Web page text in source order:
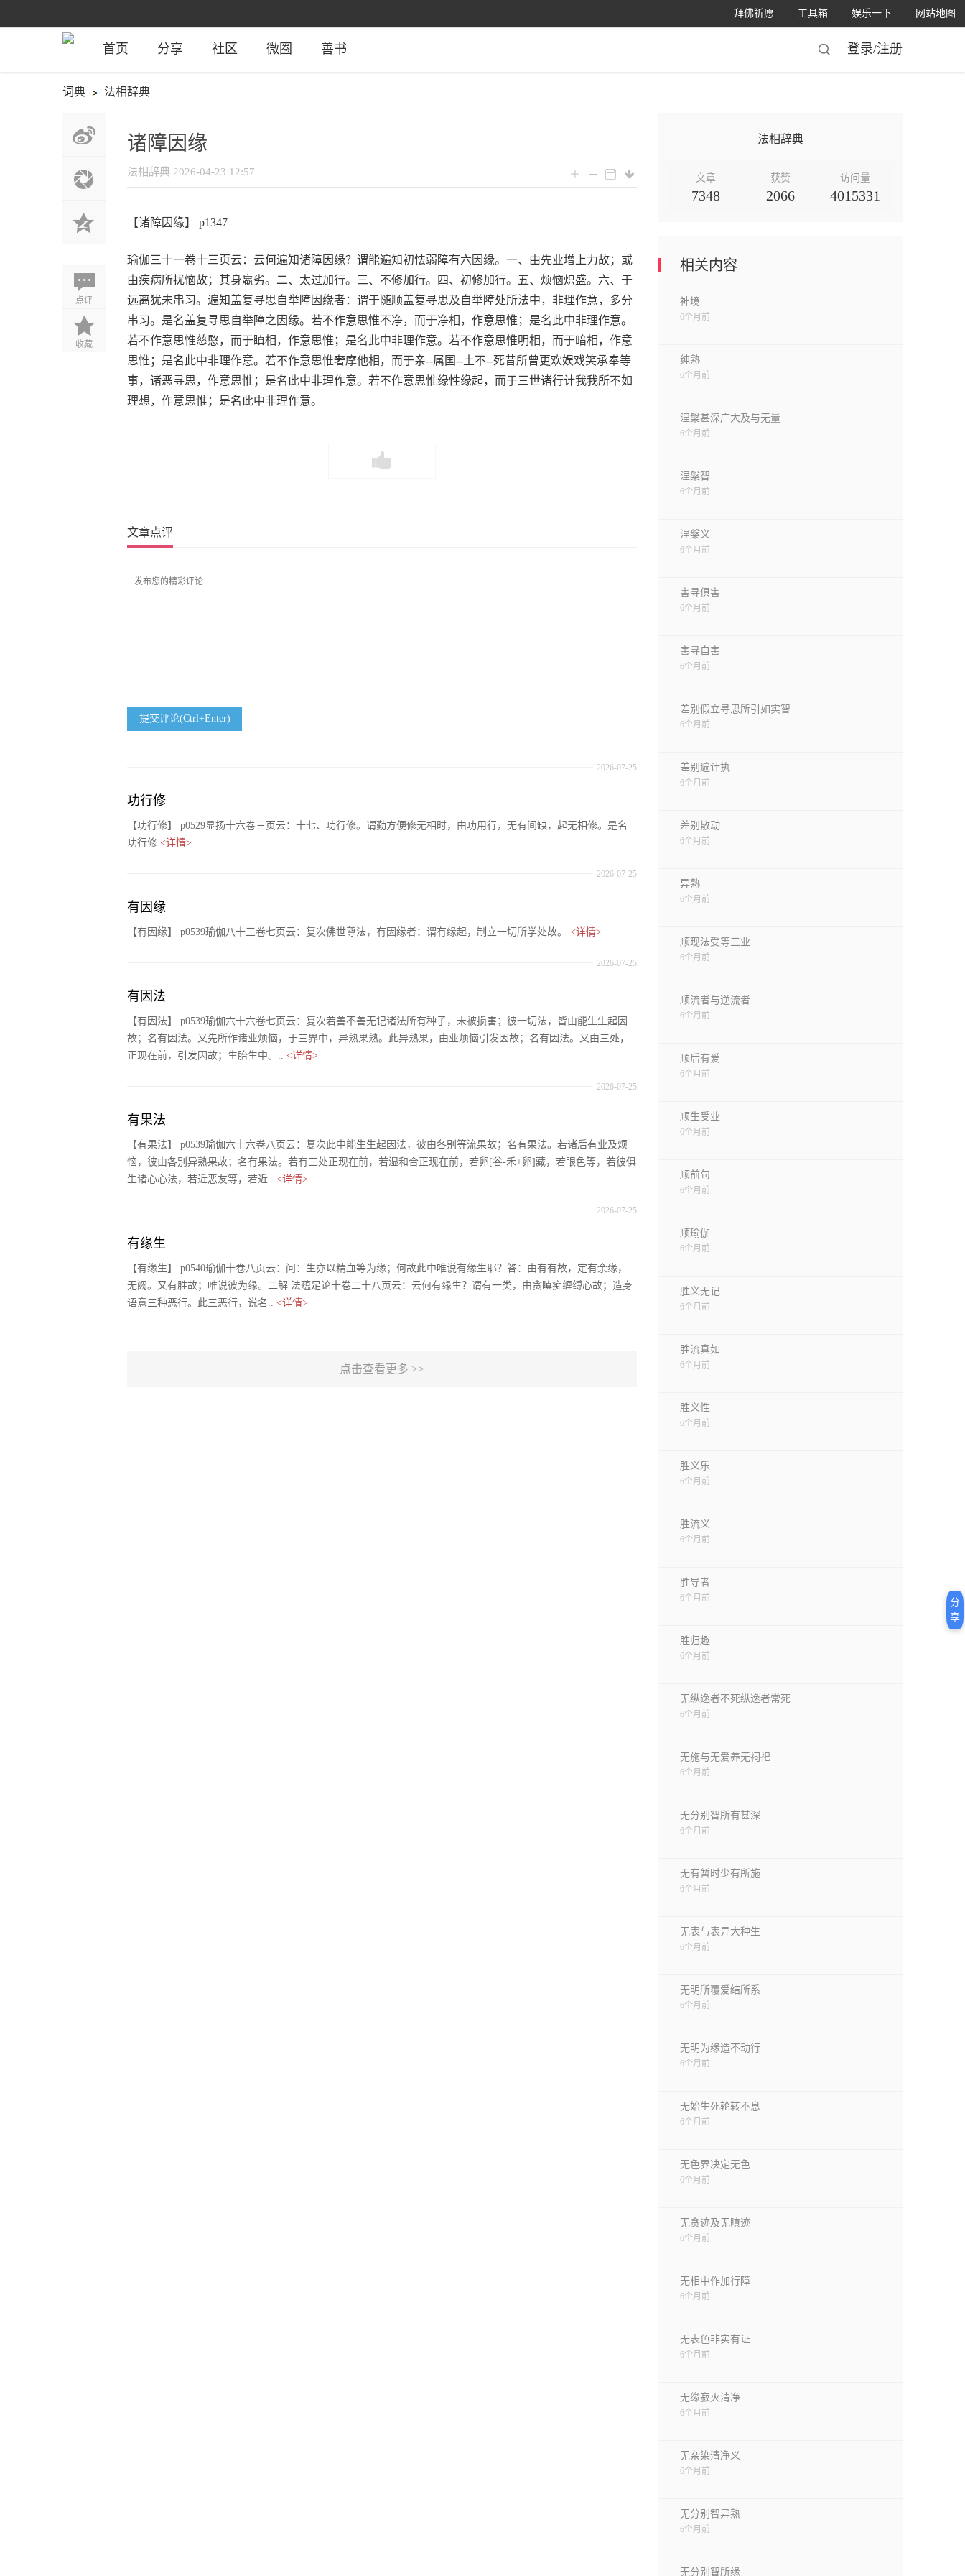
网站地图
娱乐一下
工具箱
拜佛祈愿
首页 分享 社区 微圈 善书 登录/注册
词典 法相辞典
点评
收藏
诸障因缘
法相辞典 2026-04-23 12:57
【诸障因缘】 p1347
瑜伽三十一卷十三页云：云何遍知诸障因缘？谓能遍知初怯弱障有六因缘。一、由先业增上力故；或
由疾病所扰恼故；其身羸劣。二、太过加行。三、不修加行。四、初修加行。五、烦恼炽盛。六、于
远离犹未串习。遍知盖复寻思自举障因缘者：谓于随顺盖复寻思及自举障处所法中，非理作意，多分
串习。是名盖复寻思自举障之因缘。若不作意思惟不净，而于净相，作意思惟；是名此中非理作意。
若不作意思惟慈愍，而于瞋相，作意思惟；是名此中非理作意。若不作意思惟明相，而于暗相，作意
思惟；是名此中非理作意。若不作意思惟奢摩他相，而于亲--属国--土不--死昔所曾更欢娱戏笑承奉等
事，诸恶寻思，作意思惟；是名此中非理作意。若不作意思惟缘性缘起，而于三世诸行计我我所不如
理想，作意思惟；是名此中非理作意。
文章点评
提交评论(Ctrl+Enter)
2026-07-25
功行修
【功行修】 p0529显扬十六卷三页云：十七、功行修。谓勤方便修无相时，由功用行，无有间缺，起无相修。是名
功行修 <详情>
2026-07-25
有因缘
【有因缘】 p0539瑜伽八十三卷七页云：复次佛世尊法，有因缘者：谓有缘起，制立一切所学处故。 <详情>
2026-07-25
有因法
【有因法】 p0539瑜伽六十六卷七页云：复次若善不善无记诸法所有种子，未被损害；彼一切法，皆由能生生起因
故；名有因法。又先所作诸业烦恼，于三界中，异熟果熟。此异熟果，由业烦恼引发因故；名有因法。又由三处，
正现在前，引发因故；生胎生中。.. <详情>
2026-07-25
有果法
【有果法】 p0539瑜伽六十六卷八页云：复次此中能生生起因法，彼由各别等流果故；名有果法。若诸后有业及烦
恼，彼由各别异熟果故；名有果法。若有三处正现在前，若湿和合正现在前，若卵[谷-禾+卵]藏，若眼色等，若彼俱
生诸心心法，若近恶友等，若近.. <详情>
2026-07-25
有缘生
【有缘生】 p0540瑜伽十卷八页云：问：生亦以精血等为缘；何故此中唯说有缘生耶？答：由有有故，定有余缘，
无阙。又有胜故；唯说彼为缘。二解 法蕴足论十卷二十八页云：云何有缘生？谓有一类，由贪瞋痴缠缚心故；造身
语意三种恶行。此三恶行，说名.. <详情>
点击查看更多 >>
法相辞典
文章
7348
获赞
2066
访问量
4015331
相关内容
神境
6个月前
纯熟
6个月前
涅槃甚深广大及与无量
6个月前
涅槃智
6个月前
涅槃义
6个月前
害寻俱害
6个月前
害寻自害
6个月前
差别假立寻思所引如实智
6个月前
差别遍计执
6个月前
差别散动
6个月前
异熟
6个月前
顺现法受等三业
6个月前
顺流者与逆流者
6个月前
顺后有爱
6个月前
顺生受业
6个月前
顺前句
6个月前
顺瑜伽
6个月前
胜义无记
6个月前
胜流真如
6个月前
胜义性
6个月前
胜义乐
6个月前
胜流义
6个月前
胜导者
6个月前
胜归趣
6个月前
无纵逸者不死纵逸者常死
6个月前
无施与无爱养无祠祀
6个月前
无分别智所有甚深
6个月前
无有暂时少有所施
6个月前
无表与表异大种生
6个月前
无明所覆爱结所系
6个月前
无明为缘造不动行
6个月前
无始生死轮转不息
6个月前
无色界决定无色
6个月前
无贪迹及无瞋迹
6个月前
无相中作加行障
6个月前
无表色非实有证
6个月前
无缘寂灭清净
6个月前
无杂染清净义
6个月前
无分别智异熟
6个月前
无分别智所缘
分
享